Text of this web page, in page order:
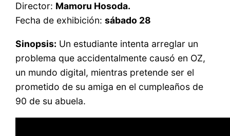
Director: Mamoru Hosoda.
Fecha de exhibición:sábado 28
Sinopsis: Un estudiante intenta arreglar un
problema que accidentalmente causó en OZ,
un mundo digital, mientras pretende ser el
prometido de su amiga en el cumpleaños de
90 de su abuela.